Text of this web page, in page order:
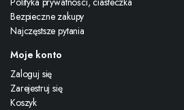
Bezpieczne zakupy
Najczęstsze pytania
Moje konto
Zaloguj się
Zarejestruj się
Koszyk